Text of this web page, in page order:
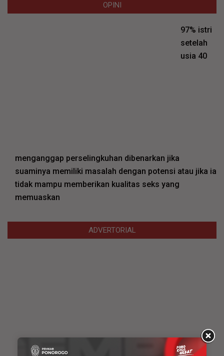
OPINI
97% istri
setelah
usia 40
menganggap perselingkuhan dibenarkan jika
suaminya memiliki masalah dengan potensi atau jika ia
tidak mampu memberikan kualitas seks yang
memuaskan
ADVERTORIAL